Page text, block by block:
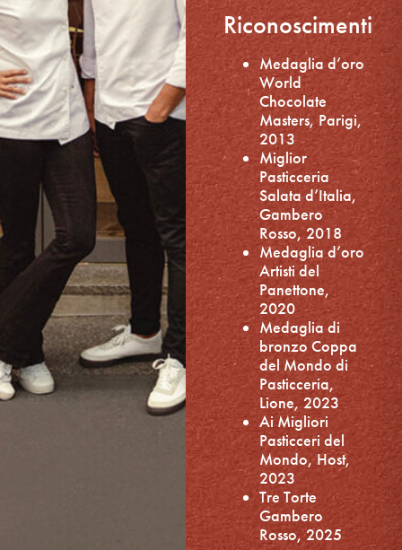
Riconoscimenti
Medaglia d’oro
World
Chocolate
Masters, Parigi,
2013
Miglior
Pasticceria
Salata d’Italia,
Gambero
Rosso, 2018
Medaglia d’oro
Artisti del
Panettone,
2020
Medaglia di
bronzo Coppa
del Mondo di
Pasticceria,
Lione, 2023
Ai Migliori
Pasticceri del
Mondo, Host,
2023
Tre Torte
Gambero
Rosso, 2025